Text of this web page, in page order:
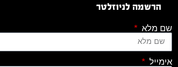
הרשמה לניוזלטר
שם מלא
אימייל